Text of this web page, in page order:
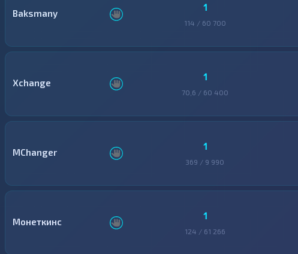
Baksmany 1
114 / 60 700
Xchange 1
70,6 / 60 400
MChanger 1
369 / 9 990
Монеткинс 1
124 / 61 266